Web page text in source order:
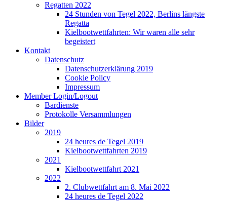
Regatten 2022
24 Stunden von Tegel 2022, Berlins längste
Regatta
Kielbootwettfahrten: Wir waren alle sehr
begeistert
Kontakt
Datenschutz
Datenschutzerklärung 2019
Cookie Policy
Impressum
Member Login/Logout
Bardienste
Protokolle Versammlungen
Bilder
2019
24 heures de Tegel 2019
Kielbootwettfahrten 2019
2021
Kielbootwettfahrt 2021
2022
2. Clubwettfahrt am 8. Mai 2022
24 heures de Tegel 2022